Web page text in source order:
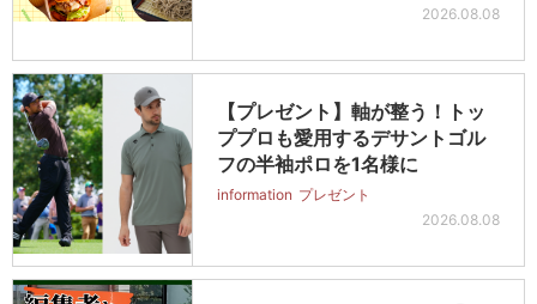
2026.08.08
【プレゼント】軸が整う！トッ
ププロも愛用するデサントゴル
フの半袖ポロを1名様に
information プレゼント
2026.08.08